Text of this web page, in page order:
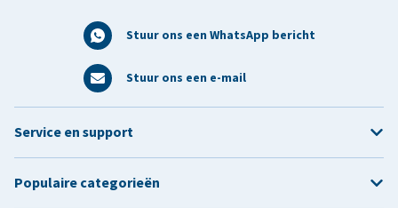
Stuur ons een WhatsApp bericht
Stuur ons een e-mail
Service en support
Populaire categorieën